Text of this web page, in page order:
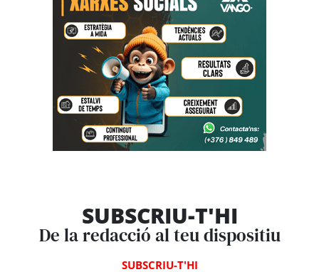
SUBSCRIU-T'HI
De la redacció al teu dispositiu
SUBSCRIU-T'HI